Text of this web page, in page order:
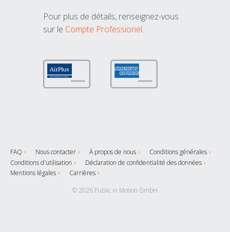
Pour plus de détails, renseignez-vous
sur le Compte Professionel.
FAQ Nous contacter À propos de nous
Conditions générales
Conditions d'utilisation
Déclaration de confidentialité des données
Mentions légales
Carrières
© 2026 Public in Motion GmbH